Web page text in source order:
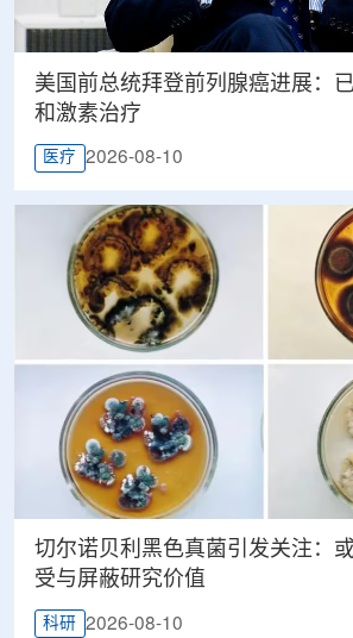
美国前总统拜登前列腺癌进展：
和激素治疗
医疗 2026-08-10
切尔诺贝利黑色真菌引发关注：
受与屏蔽研究价值
科研 2026-08-10